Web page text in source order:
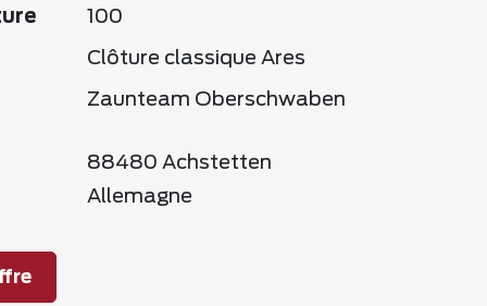
100
Clôture classique Ares
Zaunteam Oberschwaben
88480 Achstetten
Allemagne